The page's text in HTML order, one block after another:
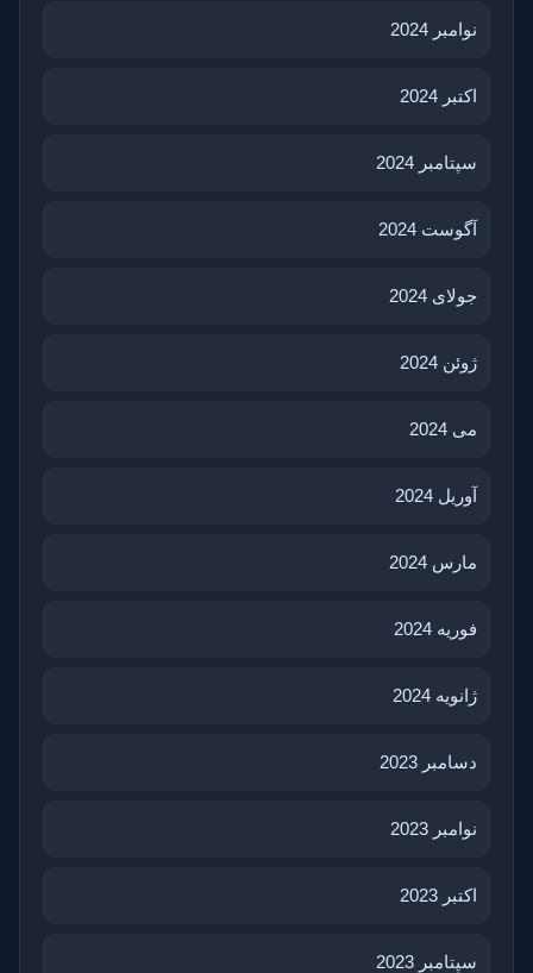
نوامبر 2024
اکتبر 2024
سپتامبر 2024
آگوست 2024
جولای 2024
ژوئن 2024
می 2024
آوریل 2024
مارس 2024
فوریه 2024
ژانویه 2024
دسامبر 2023
نوامبر 2023
اکتبر 2023
سپتامبر 2023